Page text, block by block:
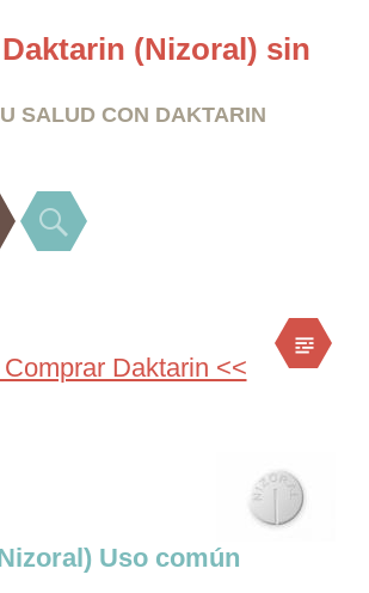
(Nizoral) sin
SALUD CON DAKTARIN
Search
Daktarin <<
Uso común